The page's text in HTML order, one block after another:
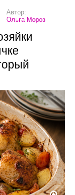
Автор:
Ольга Мороз